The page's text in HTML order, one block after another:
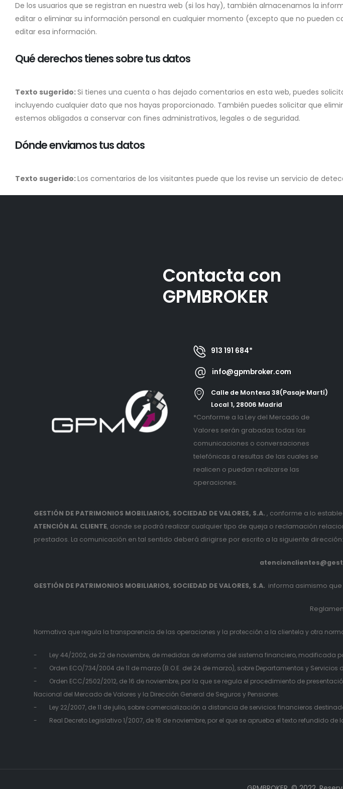
De los usuarios que se registran en nuestra web (si los hay), también almacenamos la
editar o eliminar su información personal en cualquier momento (excepto que no pueden
editar esa información.
Qué derechos tienes sobre tus datos
Texto sugerido:Si tienes una cuenta o has dejado comentarios en esta web, puedes
incluyendo cualquier dato que nos hayas proporcionado. También puedes solicitar que
estemos obligados a conservar con fines administrativos, legales o de seguridad.
Dónde enviamos tus datos
Texto sugerido:Los comentarios de los visitantes puede que los revise un servicio de
Contacta con
GPMBROKER
913 191 684*
info@gpmbroker.com
Calle de Montesa 38(Pasaje Martí)
Local 1, 28006 Madrid
*Conforme a la Ley del Mercado de
Valores serán grabadas todas las
comunicaciones o conversaciones
telefónicas a resultas de las cuales se
realicen o puedan realizarse las
operaciones.
GESTIÓN DE PATRIMONIOS MOBILIARIOS, SOCIEDAD DE VALORES, S.A. , conforme a lo
ATENCIÓN AL CLIENTE, donde se podrá realizar cualquier tipo de queja o reclamación
prestados. La comunicación en tal sentido deberá dirigirse por escrito a la siguiente dirección:
GESTIÓN DE PATRIMONIOS MOBILIARIOS, SOCIEDAD DE VALORES, S.A. informa asimismo
Normativa que regula la transparencia de las operaciones y la protección a la clientela y otra
- Ley 44/2002, de 22 de noviembre, de medidas de reforma del sistema financiero, modificada
- Orden ECO/734/2004 de 11 de marzo (B.O.E. del 24 de marzo), sobre Departamentos y
- Orden ECC/2502/2012, de 16 de noviembre, por la que se regula el procedimiento de
Nacional del Mercado de Valores y la Dirección General de Seguros y Pensiones.
- Ley 22/2007, de 11 de julio, sobre comercialización a distancia de servicios financieros
- Real Decreto Legislativo 1/2007, de 16 de noviembre, por el que se aprueba el texto refundido